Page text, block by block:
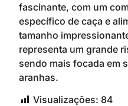
fascinante, com um
específico de caça e
tamanho
representa um grande
sendo mais focada em
aranhas.
Visualizações: 84